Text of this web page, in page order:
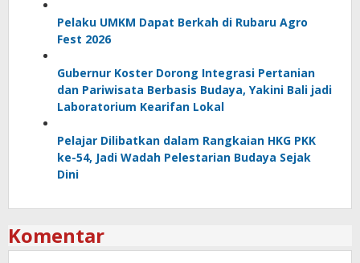
Pelaku UMKM Dapat Berkah di Rubaru Agro
Fest 2026
Gubernur Koster Dorong Integrasi Pertanian
dan Pariwisata Berbasis Budaya, Yakini Bali jadi
Laboratorium Kearifan Lokal
Pelajar Dilibatkan dalam Rangkaian HKG PKK
ke-54, Jadi Wadah Pelestarian Budaya Sejak
Dini
Komentar